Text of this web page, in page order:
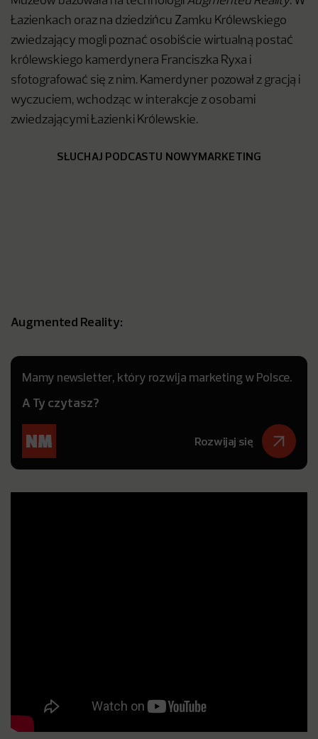
Łazienkach oraz na dziedzińcu Zamku Królewskiego
zwiedzający mogli poznać osobiście wirtualną postać
królewskiego kamerdynera Franciszka Ryxa i
sfotografować się z nim. Kamerdyner pozował z gracją i
wyczuciem, wchodząc w interakcje z osobami
zwiedzającymi Łazienki Królewskie.
SŁUCHAJ PODCASTU NOWYMARKETING
Augmented Reality:
Mamy newsletter, który rozwija marketing w Polsce.
A Ty czytasz?
Rozwijaj się